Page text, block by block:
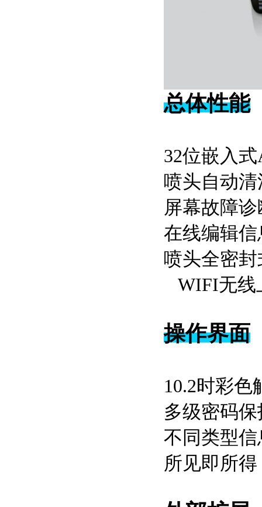
总体性能
32位嵌
喷头
屏幕故
在线编
喷头全密
WIFI无线
操作界面
10.2时
多级密
不同类型
所见即所得